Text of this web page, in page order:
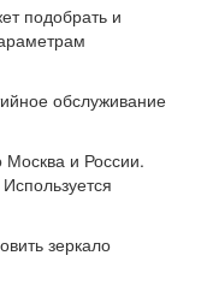
подобрать и
обслуживание
Москва и России.
зеркало